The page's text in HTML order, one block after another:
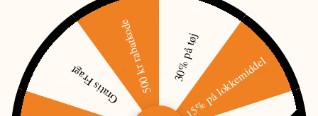
Her er en tekst, der henvender sig direkte til jægere og outdoorfolk –
særligt mænd – og beskriver produktet med fokus på funktionalitet
og anvendelighed i felten:
Robust pandelygte med genopladeligt batteri – bygget til
jagt og outdoor
En let og kraftig pandelygte, der er skabt til dig, der bevæger dig i
30% på tøj
15% på lokkemiddel
Gratis Fragt500 kr rabatkode